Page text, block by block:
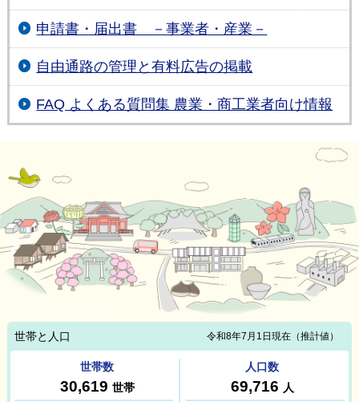
申請書・届出書 －事業者・産業－
自由通路の管理と有料広告の掲載
FAQ よくある質問集 農業・商工業者向け情報